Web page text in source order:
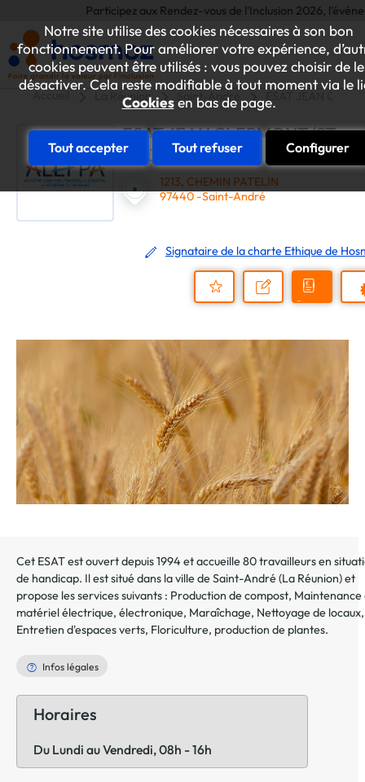
Notre site utilise des cookies nécessaires à son bon
fonctionnement. Pour améliorer votre expérience,
cookies peuvent être utilisés : vous pouvez choisir de
désactiver. Cela reste modifiable à tout moment via le
Cookiesen bas de page.
Tout accepter Tout refuser Configurer
Participez aux Rendez-vous de l'Inclusion 2026,
Accueil La Réunion Saint-André
ESAT JEAN CLERMONT (ST
ANDRE)
1213, CHEMIN PATELIN
97440 -Saint-André
Signataire de la charte Ethique de
dossier
Nous
Demander
Cet ESAT est ouvert depuis 1994 et accueille 80 travailleurs en
de handicap. Il est situé dans la ville deSaint-André(La Réunion) et
propose les services suivants : Production de compost, Maintenance
matériel électrique, électronique, Maraîchage, Nettoyage de locaux,
Entretien d'espaces verts, Floriculture, production de plantes.
Infos légales
Horaires
Du Lundi au Vendredi, 08h - 16h